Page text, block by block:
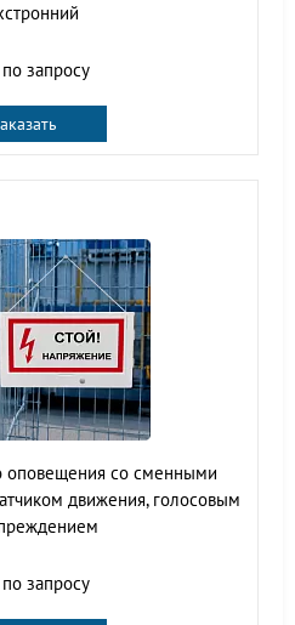
запросу
оповещения со сменными
движения, голосовым
запросу